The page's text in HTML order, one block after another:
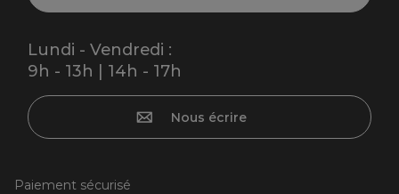
Lundi - Vendredi :
9h - 13h | 14h - 17h
Nous écrire
Paiement sécurisé